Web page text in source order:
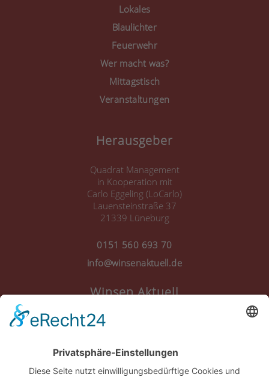
Consent Management
Lokales
Blaulichter
Feuerwehr
Wer macht was?
Mittagstisch
Veranstaltungen
Herausgeber
Quadrat Management
in Kooperation mit
Carlo Eggeling (LoCarlo)
Lauensteinstraße 37
21339 Lüneburg
0151 560 693 70
info@winsenaktuell.de
Winsen Aktuell
Nutzungsbedingungen